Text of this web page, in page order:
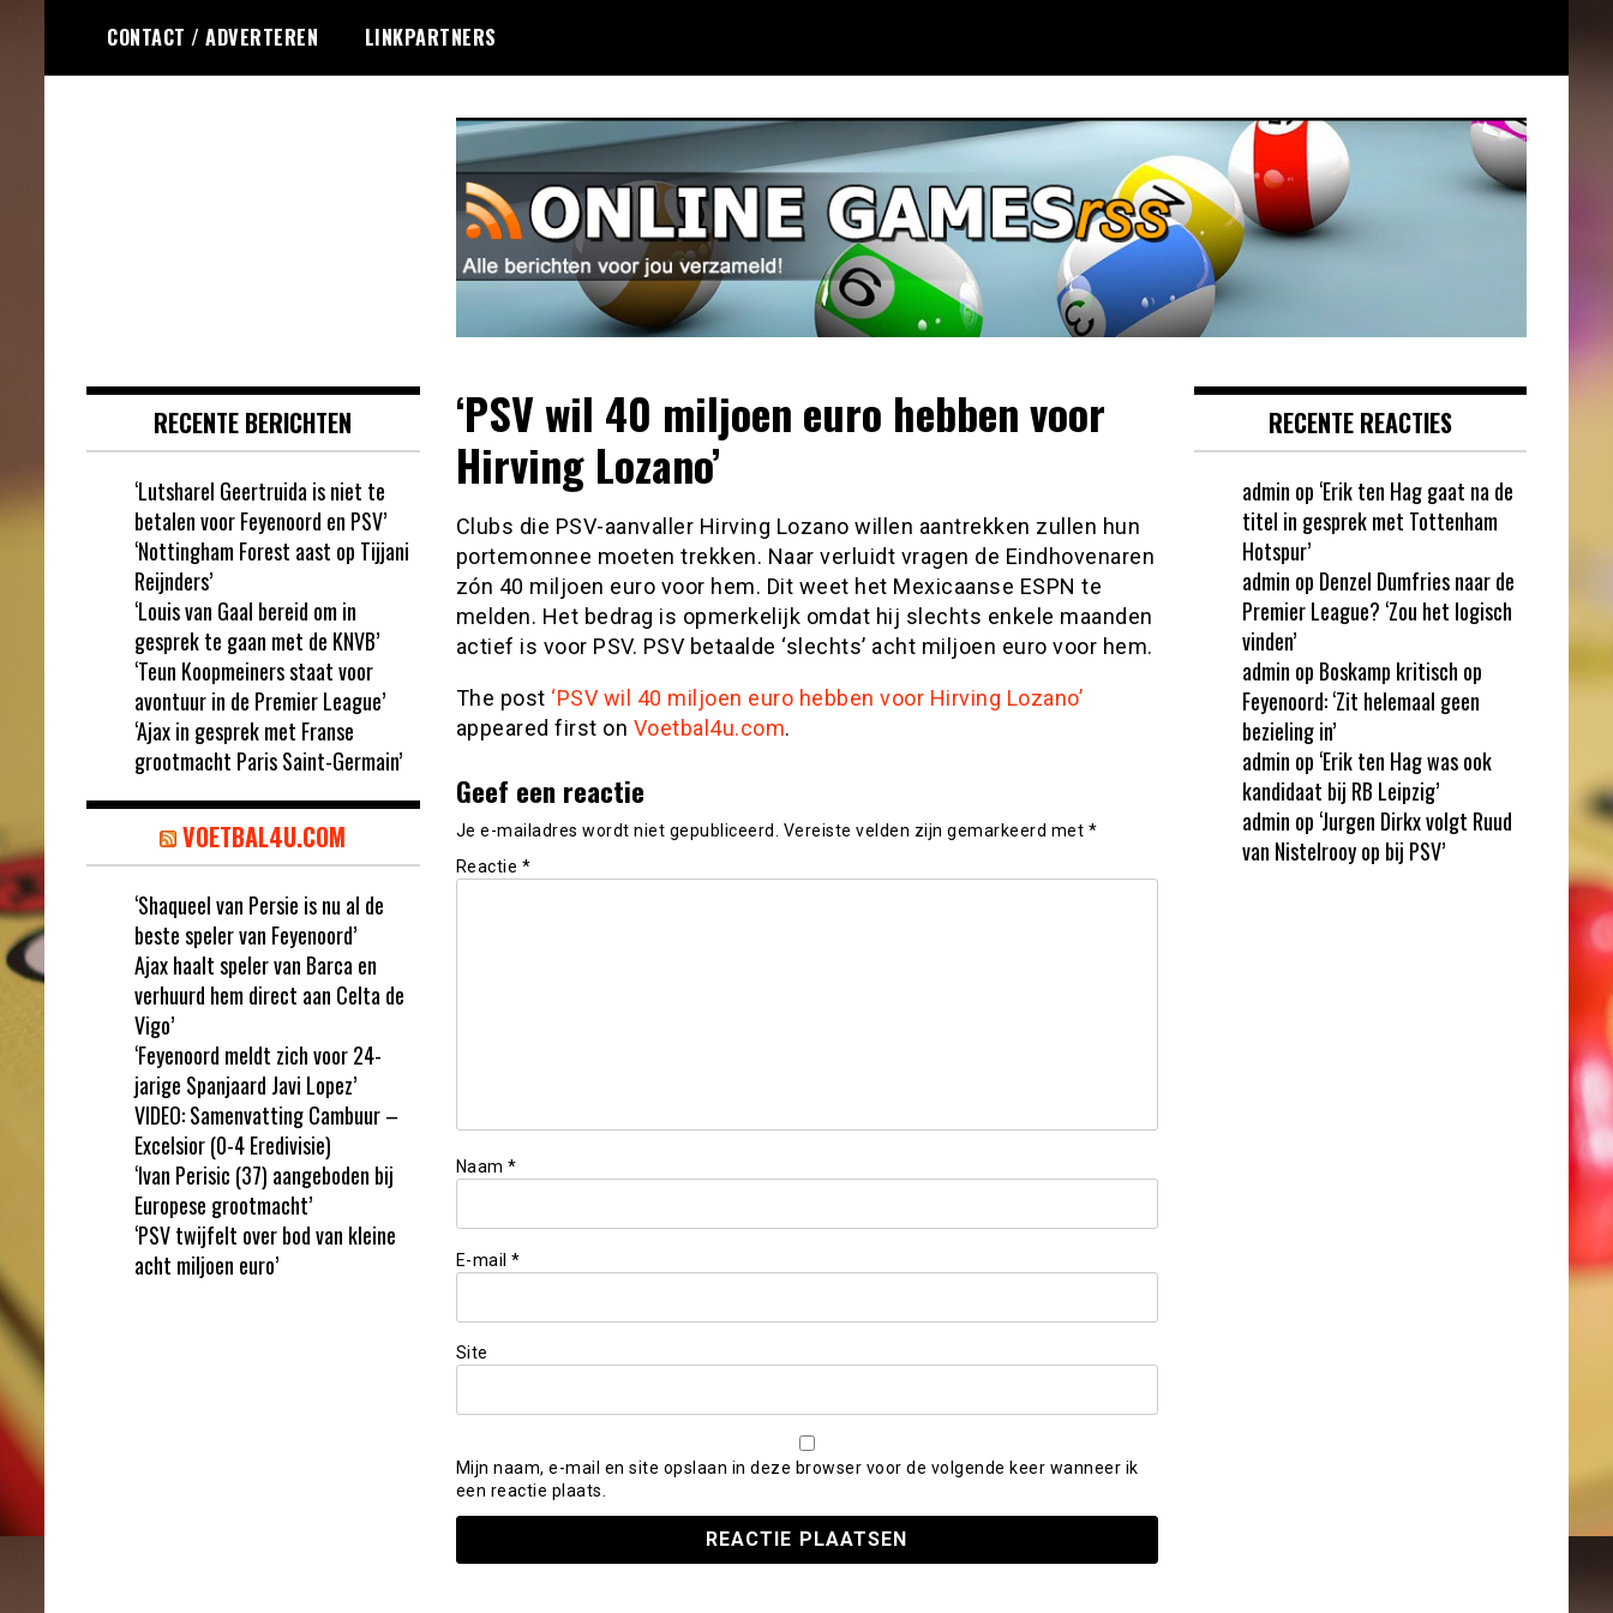
de
CONTACT / ADVERTEREN LINKPARTNERS
‘PSV wil 40 miljoen euro hebben voor
Hirving Lozano’
Clubs die PSV-aanvaller Hirving Lozano willen aantrekken zullen hun
portemonnee moeten trekken. Naar verluidt vragen de Eindhovenaren
zón 40 miljoen euro voor hem. Dit weet het Mexicaanse ESPN te
melden. Het bedrag is opmerkelijk omdat hij slechts enkele maanden
actief is voor PSV. PSV betaalde ‘slechts’ acht miljoen euro voor hem.
The post ‘PSV wil 40 miljoen euro hebben voor Hirving Lozano’
appeared first on Voetbal4u.com.
Geef een reactie
Je e-mailadres wordt niet gepubliceerd. Vereiste velden zijn gemarkeerd met *
Reactie *
Naam *
E-mail *
Site
Mijn naam, e-mail en site opslaan in deze browser voor de volgende keer wanneer ik
een reactie plaats.
RECENTE BERICHTEN
‘Lutsharel Geertruida is niet te
betalen voor Feyenoord en PSV’
‘Nottingham Forest aast op Tijjani
Reijnders’
‘Louis van Gaal bereid om in
gesprek te gaan met de KNVB’
‘Teun Koopmeiners staat voor
avontuur in de Premier League’
‘Ajax in gesprek met Franse
grootmacht Paris Saint-Germain’
VOETBAL4U.COM
‘Shaqueel van Persie is nu al de
beste speler van Feyenoord’
Ajax haalt speler van Barca en
verhuurd hem direct aan Celta de
Vigo’
‘Feyenoord meldt zich voor 24-
jarige Spanjaard Javi Lopez’
VIDEO: Samenvatting Cambuur –
Excelsior (0-4 Eredivisie)
‘Ivan Perisic (37) aangeboden bij
Europese grootmacht’
‘PSV twijfelt over bod van kleine
acht miljoen euro’
RECENTE REACTIES
admin op ‘Erik ten Hag gaat na de
titel in gesprek met Tottenham
Hotspur’
admin op Denzel Dumfries naar de
Premier League? ‘Zou het logisch
vinden’
admin op Boskamp kritisch op
Feyenoord: ‘Zit helemaal geen
bezieling in’
admin op ‘Erik ten Hag was ook
kandidaat bij RB Leipzig’
admin op ‘Jurgen Dirkx volgt Ruud
van Nistelrooy op bij PSV’